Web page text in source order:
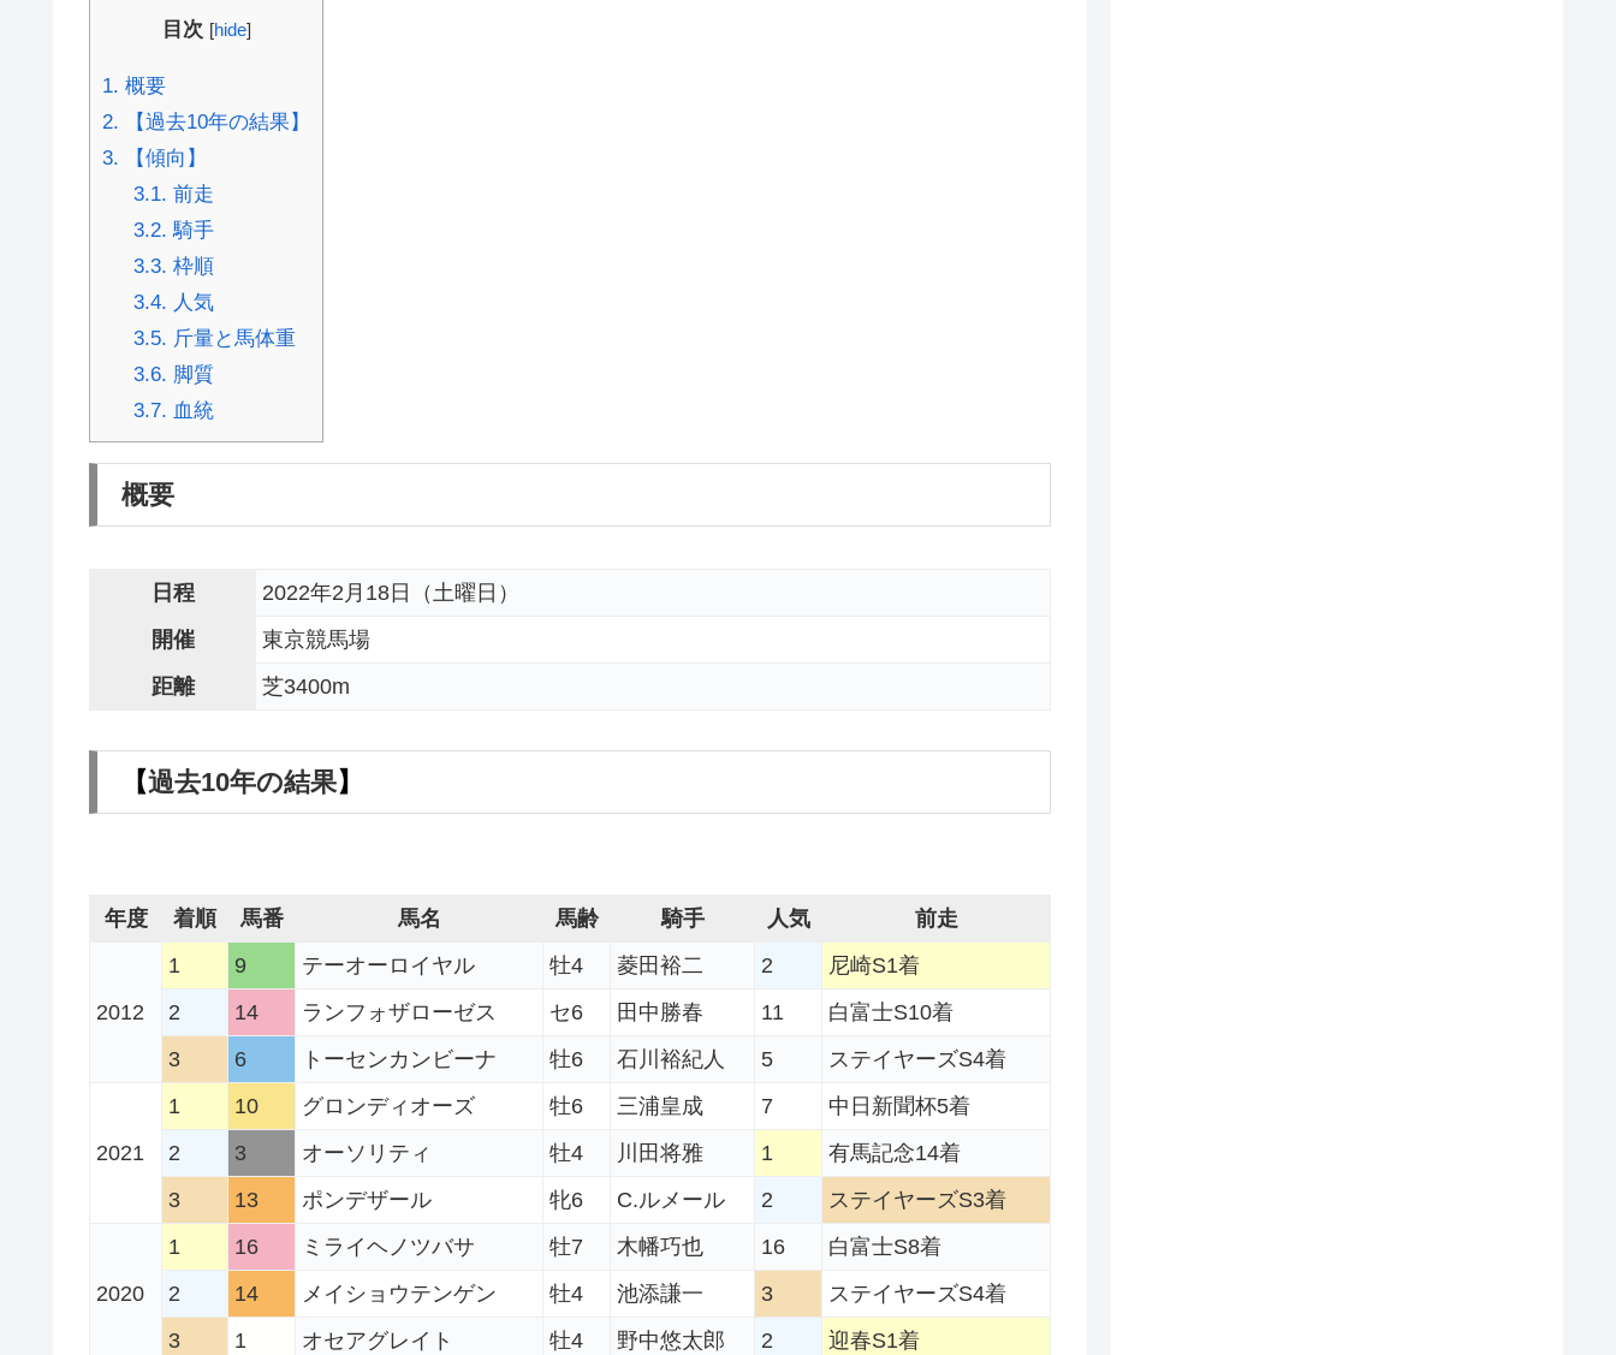
目次 [hide]
1. 概要
2. 【過去10年の結果】
3. 【傾向】
3.1. 前走
3.2. 騎手
3.3. 枠順
3.4. 人気
3.5. 斤量と馬体重
3.6. 脚質
3.7. 血統
概要
日程
2022年2月18日（土曜日）
開催
東京競馬場
距離
芝3400m
【過去10年の結果】
年度 着順 馬番 馬名 馬齢 騎手 人気 前走
2012
1 9 テーオーロイヤル 牡4 菱田裕二 2
尼崎S1着
2
14 ランフォザローゼス セ6 田中勝春 11
白富士S10着
3
6 トーセンカンビーナ 牡6 石川裕紀人 5 ステイヤーズS4着
2021
1 10 グロンディオーズ 牡6 三浦皇成 7
中日新聞杯5着
2
3 オーソリティ 牡4 川田将雅 1
有馬記念14着
3
13 ポンデザール 牝6 C.ルメール 2 ステイヤーズS3着
2020
1 16 ミライヘノツバサ 牡7 木幡巧也 16
白富士S8着
2
14 メイショウテンゲン 牡4 池添謙一 3
ステイヤーズS4着
3
1 オセアグレイト 牡4 野中悠太郎 2 迎春S1着